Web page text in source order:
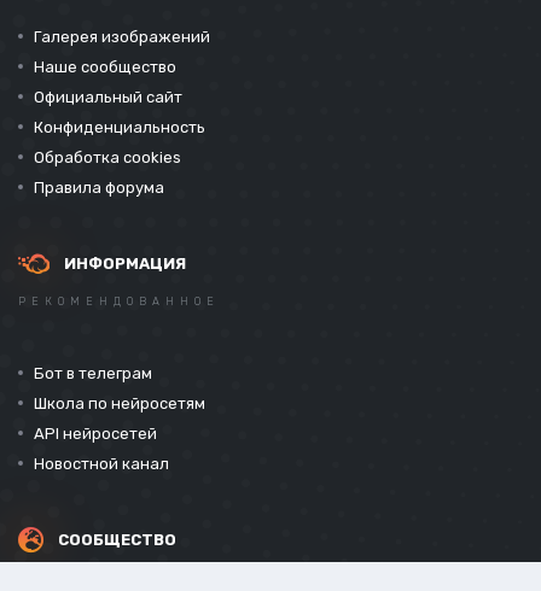
Галерея изображений
Наше сообщество
Официальный сайт
Конфиденциальность
Обработка cookies
Правила форума
ИНФОРМАЦИЯ
РЕКОМЕНДОВАННОЕ
Бот в телеграм
Школа по нейросетям
API нейросетей
Новостной канал
СООБЩЕСТВО